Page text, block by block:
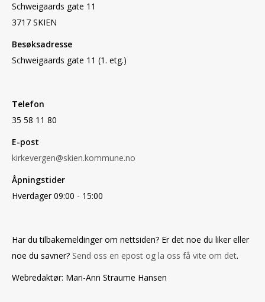
Schweigaards gate 11
3717 SKIEN
Besøksadresse
Schweigaards gate 11 (1. etg.)
Telefon
35 58 11 80
E-post
kirkevergen@skien.kommune.no
Åpningstider
Hverdager 09:00 - 15:00
Har du tilbakemeldinger om nettsiden? Er det noe du liker eller
noe du savner? Send oss en epost og la oss få vite om det.
Webredaktør: Mari-Ann Straume Hansen